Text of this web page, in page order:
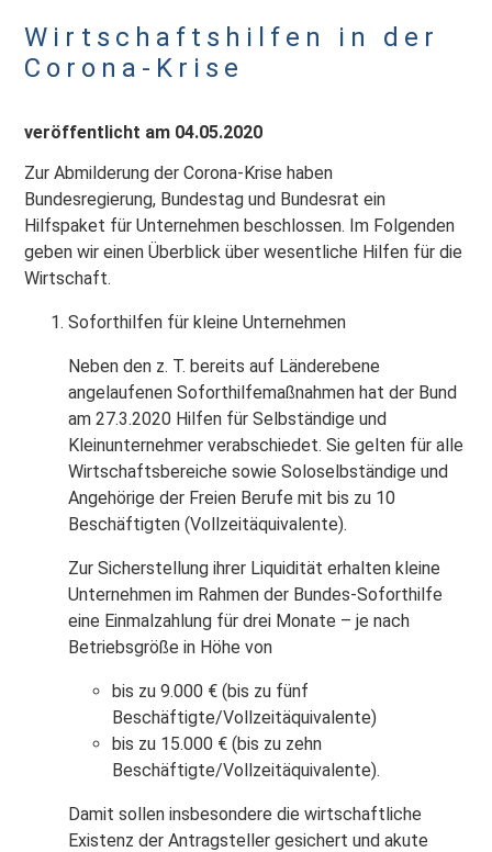
Wirtschaftshilfen in der
Corona-Krise
veröffentlicht am 04.05.2020
Zur Abmilderung der Corona-Krise haben
Bundesregierung, Bundestag und Bundesrat ein
Hilfspaket für Unternehmen beschlossen. Im Folgenden
geben wir einen Überblick über wesentliche Hilfen für die
Wirtschaft.
Soforthilfen für kleine Unternehmen
Neben den z. T. bereits auf Länderebene
angelaufenen Soforthilfemaßnahmen hat der Bund
am 27.3.2020 Hilfen für Selbständige und
Kleinunternehmer verabschiedet. Sie gelten für alle
Wirtschaftsbereiche sowie Soloselbständige und
Angehörige der Freien Berufe mit bis zu 10
Beschäftigten (Vollzeitäquivalente).
Zur Sicherstellung ihrer Liquidität erhalten kleine
Unternehmen im Rahmen der Bundes-Soforthilfe
eine Einmalzahlung für drei Monate – je nach
Betriebsgröße in Höhe von
bis zu 9.000 € (bis zu fünf
Beschäftigte/Vollzeitäquivalente)
bis zu 15.000 € (bis zu zehn
Beschäftigte/Vollzeitäquivalente).
Damit sollen insbesondere die wirtschaftliche
Existenz der Antragsteller gesichert und akute